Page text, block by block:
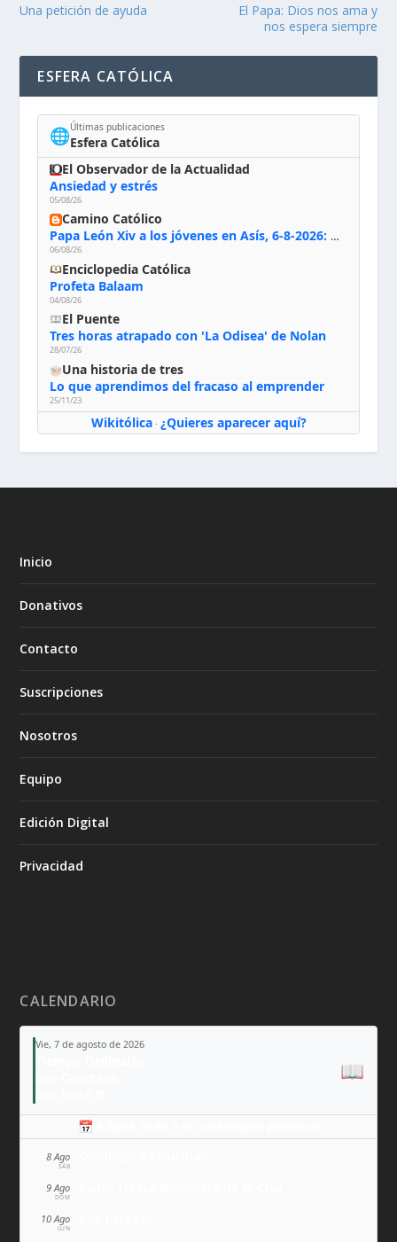
Una petición de ayuda
El Papa: Dios nos ama y
nos espera siempre
ESFERA CATÓLICA
🌐Últimas publicaciones
Esfera Católica
El Observador de la Actualidad
Ansiedad y estrés
05/08/26
Camino Católico
Papa León Xiv a los jóvenes en Asís, 6-8-2026: «De san Francisco aprendan la radicalidad evangélica: no los vuelve ciegos ni violentos, sino sensibles, atentos, siempre en el seguimiento de Jesús, humildes y acogiendo a todos»
06/08/26
Enciclopedia Católica
Profeta Balaam
04/08/26
El Puente
Tres horas atrapado con 'La Odisea' de Nolan
28/07/26
Una historia de tres
Lo que aprendimos del fracaso al emprender
25/11/23
Wikitólica· ¿Quieres aparecer aquí?
Inicio
Donativos
Contacto
Suscripciones
Nosotros
Equipo
Edición Digital
Privacidad
CALENDARIO
Vie, 7 de agosto de 2026
📖
📅 Añade todo a tu calendario personal
8 Ago
SÁB
9 Ago
DOM
10 Ago
LUN